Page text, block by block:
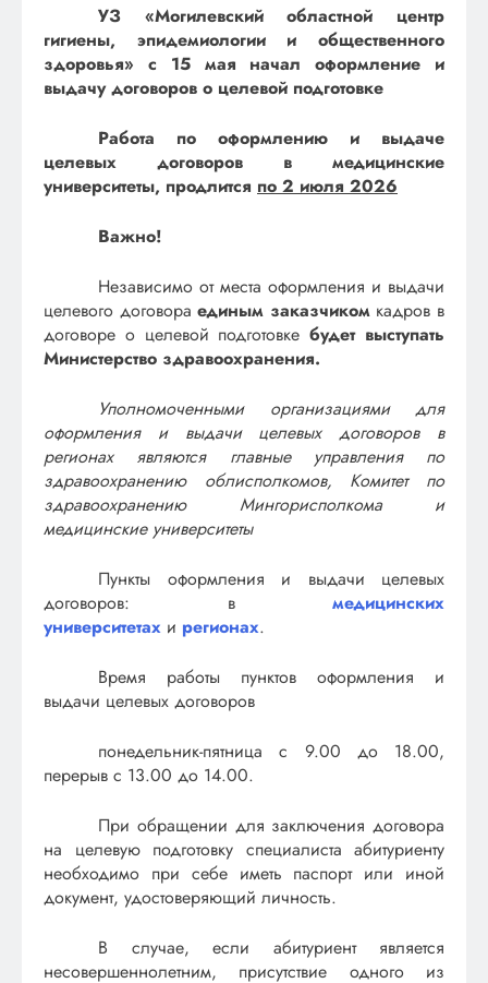
УЗ «Могилевский областной центр
гигиены, эпидемиологии и общественного
здоровья» с 15 мая начал оформление и
выдачу договоров о целевой подготовке
Работа по оформлению и выдаче
целевых договоров в медицинские
университеты, продлится по 2 июля 2026
Важно!
Независимо от места оформления и выдачи
целевого договораединым заказчиком кадров в
договоре о целевой подготовкебудет выступать
Министерство здравоохранения.
Уполномоченными организациями для
оформления и выдачи целевых договоров в
регионах являются главные управления по
здравоохранению облисполкомов, Комитет по
здравоохранению Мингорисполкома и
медицинские университеты
Пункты оформления и выдачи целевых
договоров: в медицинских
университетах и регионах.
Время работы пунктов оформления и
выдачи целевых договоров
понедельник-пятница с 9.00 до 18.00,
перерыв с 13.00 до 14.00.
При обращении для заключения договора
на целевую подготовку специалиста абитуриенту
необходимо при себе иметь паспорт или иной
документ, удостоверяющий личность.
В случае, если абитуриент является
несовершеннолетним, присутствие одного из